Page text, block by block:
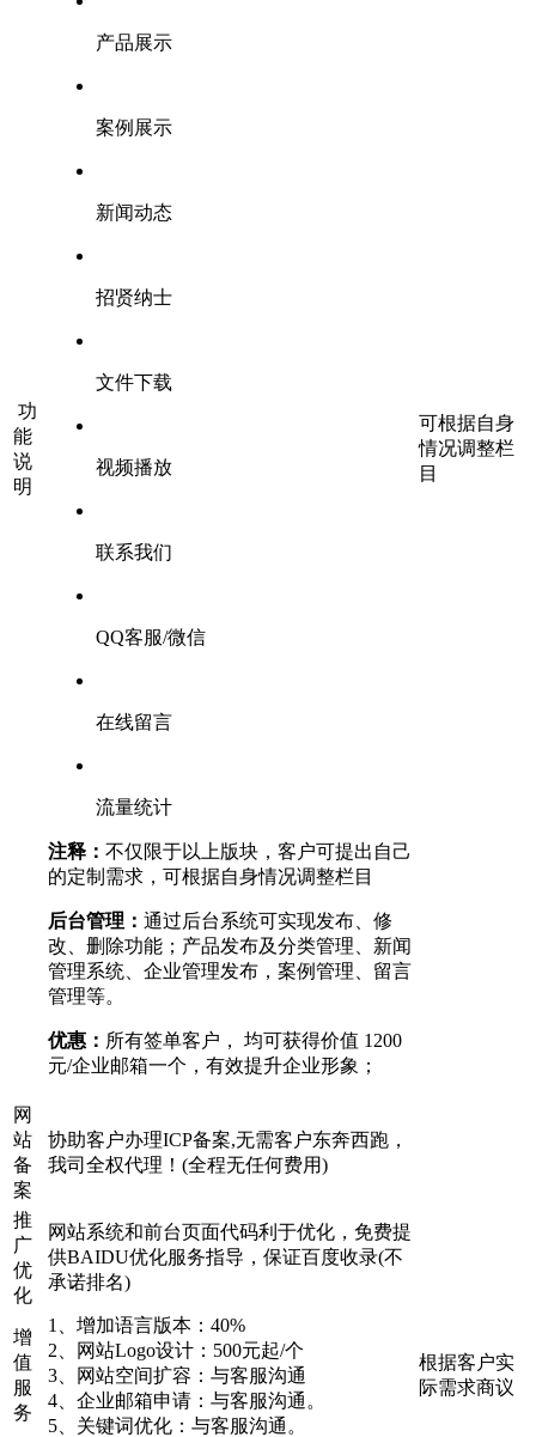
功
能
说
明
产品展示
案例展示
新闻动态
招贤纳士
文件下载
视频播放
联系我们
QQ客服/微信
在线留言
流量统计
注释： 不仅限于以上版块，客户可提出自己
的定制需求，可根据自身情况调整栏目
后台管理： 通过后台系统可实现发布、修
改、删除功能；产品发布及分类管理、新闻
管理系统、企业管理发布，案例管理、留言
管理等。
优惠： 所有签单客户， 均可获得价值 1200
元/企业邮箱一个，有效提升企业形象；
可根据自身
情况调整栏
目
网
站
备
案
协助客户办理ICP备案,无需客户东奔西跑，
我司全权代理！(全程无任何费用)
推
广
优
化
网站系统和前台页面代码利于优化，免费提
供BAIDU优化服务指导，保证百度收录(不
承诺排名)
增
值
服
务
1、增加语言版本：40%
2、网站Logo设计：500元起/个
3、网站空间扩容：与客服沟通
4、企业邮箱申请：与客服沟通。
5、关键词优化：与客服沟通。
根据客户实
际需求商议